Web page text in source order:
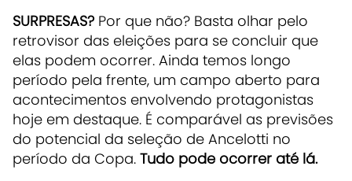
SURPRESAS?Por que não? Basta olhar pelo
retrovisor das eleições para se concluir que
elas podem ocorrer. Ainda temos longo
período pela frente, um campo aberto para
acontecimentos envolvendo protagonistas
hoje em destaque. É comparável as previsões
do potencial da seleção de Ancelotti no
período da Copa. Tudo pode ocorrer até lá.